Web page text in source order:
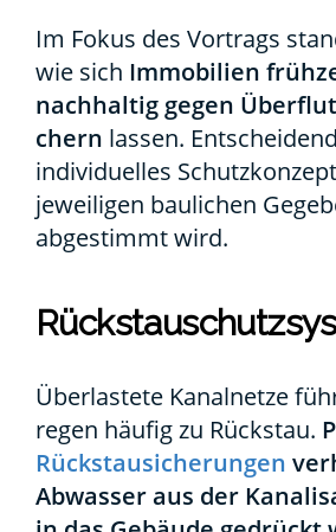
Im Fokus des Vor­trags
wie sich Immo­bi­li­en
nach­hal­tig gegen
chern las­sen.
indi­vi­du­el­les
jewei­li­gen bau­li­chen
abge­stimmt wird.
Über­las­te­te Kanal­net­ze
re­gen häu­fig zu Rück­stau.
Rück­stau­si­che­run­gen
Abwas­ser aus der